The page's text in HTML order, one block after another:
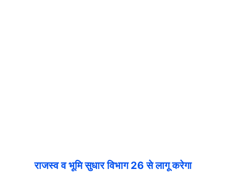
राजस्व व भूमि सुधार विभाग 26 से लागू करेगा